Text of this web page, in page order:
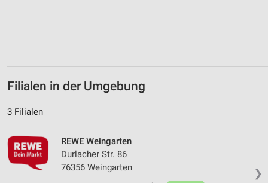
Filialen in der Umgebung
3 Filialen
❯
REWE Weingarten
Durlacher Str. 86
76356 Weingarten
Messung der Performance von Inhalten
Kombinationen von Daten aus verschiedenen
Entwicklung und Verbesserung der Angebote
Verwendung reduzierter Daten zur Auswahl von